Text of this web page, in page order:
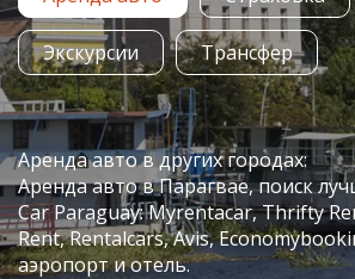
Экскурсии Трансфер
Аренда авто в других городах:
Аренда авто в Парагвае, поиск
Car Paraguay: Myrentacar, Thrifty
Rent, Rentalcars, Avis,
аэропорт и отель.